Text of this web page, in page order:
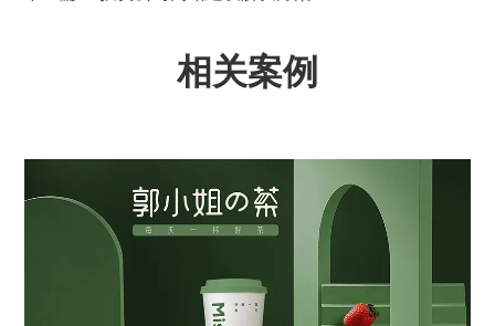
相关案例